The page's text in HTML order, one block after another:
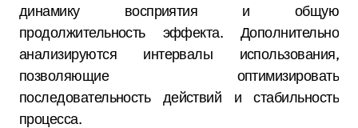
динамику восприятия и общую
продолжительность эффекта. Дополнительно
анализируются интервалы использования,
позволяющие оптимизировать
последовательность действий и стабильность
процесса.